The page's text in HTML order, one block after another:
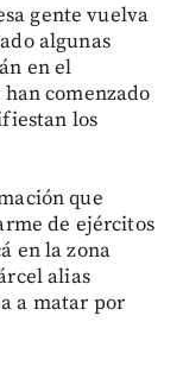
gente vuelva
algunas
en el
comenzado
los
que
de ejércitos
en la zona
alias
a matar por